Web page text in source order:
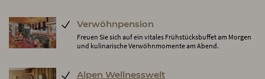
Verwöhnpension
Freuen Sie sich auf ein vitales Frühstücksbuffet am Morgen
und kulinarische Verwöhnmomente am Abend.
Alpen Wellnesswelt